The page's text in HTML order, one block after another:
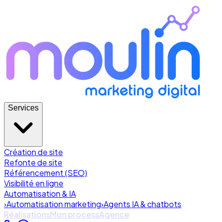
Services
Création de site
Refonte de site
Référencement (SEO)
Visibilité en ligne
Automatisation & IA
›Automatisation marketing›Agents IA & chatbots
RéalisationsMon processAgence